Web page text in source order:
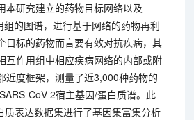
本研究建立的药物目标网络以及
组的图谱，进行基于网络的药物再利
目标的药物而言要有效对抗疾病，其
互作用组中相应疾病网络的内部或附
近度框架，测量了近3,000种药物的
CoV-2宿主基因/蛋白质谱。此
质表达数据集进行了基因集富集分析